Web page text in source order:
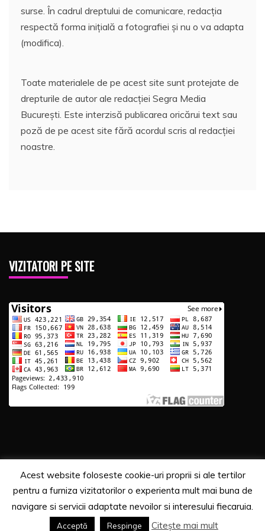
surse. În cadrul dreptului de comunicare, redacția
respectă forma inițială a fotografiei și nu o va adapta
(modifica).
Toate materialele de pe acest site sunt protejate de
drepturile de autor ale redacției Segra Media
București. Este interzisă publicarea oricărui text sau
poză de pe acest site fără acordul scris al redacției
noastre.
VIZITATORI PE SITE
Copyrights. © 2020 Segra Media
byCandid Themes
Acest website foloseste cookie-uri proprii si ale tertilor
pentru a furniza vizitatorilor o experienta mult mai buna de
navigare si servicii adaptate nevoilor si interesului fiecaruia.
Acceptă Respinge Citește mai mult